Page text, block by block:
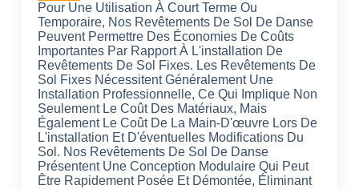
Pour Une Utilisation À Court Terme Ou
Temporaire, Nos Revêtements De Sol De Danse
Peuvent Permettre Des Économies De Coûts
Importantes Par Rapport À L'installation De
Revêtements De Sol Fixes. Les Revêtements De
Sol Fixes Nécessitent Généralement Une
Installation Professionnelle, Ce Qui Implique Non
Seulement Le Coût Des Matériaux, Mais
Également Le Coût De La Main-D'œuvre Lors De
L'installation Et D'éventuelles Modifications Du
Sol. Nos Revêtements De Sol De Danse
Présentent Une Conception Modulaire Qui Peut
Être Rapidement Posée Et Démontée, Éliminant